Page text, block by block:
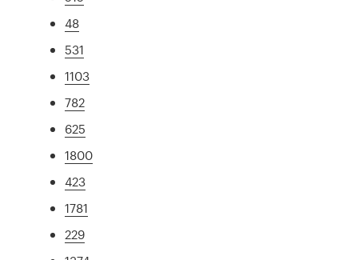
48
531
1103
782
625
1800
423
1781
229